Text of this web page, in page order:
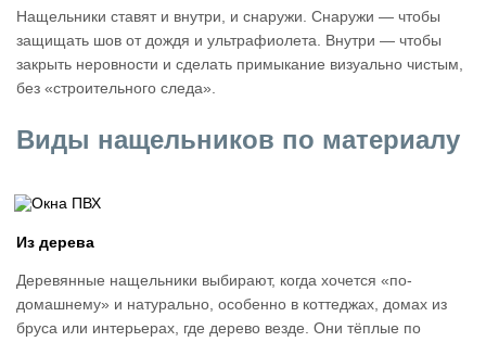
Нащельники ставят и внутри, и снаружи. Снаружи — чтобы
защищать шов от дождя и ультрафиолета. Внутри — чтобы
закрыть неровности и сделать примыкание визуально чистым,
без «строительного следа».
Виды нащельников по материалу
Из дерева
Деревянные нащельники выбирают, когда хочется «по-
домашнему» и натурально, особенно в коттеджах, домах из
бруса или интерьерах, где дерево везде. Они тёплые по